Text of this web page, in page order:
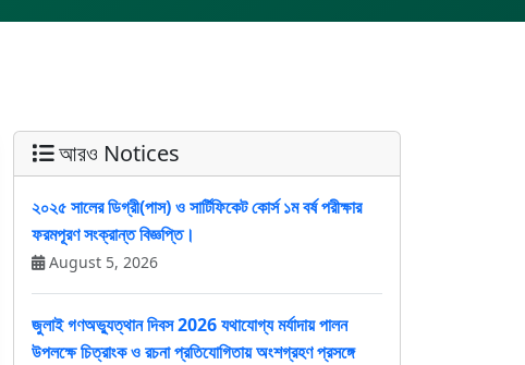
আরও Notices
২০২৫ সালের ডিগ্রী(পাস) ও সার্টিফিকেট কোর্স ১ম বর্ষ পরীক্ষার
ফরমপূরণ সংক্রান্ত বিজ্ঞপ্তি।
August 5, 2026
জুলাই গণঅভ্যুত্থান দিবস 2026 যথাযোগ্য মর্যাদায় পালন
উপলক্ষে চিত্রাংক ও রচনা প্রতিযোগিতায় অংশগ্রহণ প্রসঙ্গে